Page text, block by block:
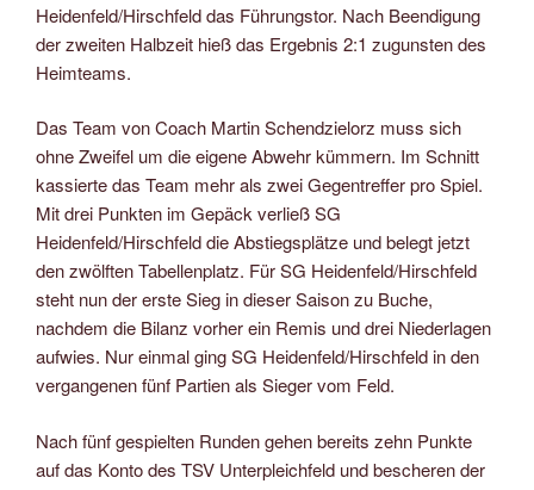
Heidenfeld/Hirschfeld das Führungstor. Nach Beendigung
der zweiten Halbzeit hieß das Ergebnis 2:1 zugunsten des
Heimteams.
Das Team von Coach Martin Schendzielorz muss sich
ohne Zweifel um die eigene Abwehr kümmern. Im Schnitt
kassierte das Team mehr als zwei Gegentreffer pro Spiel.
Mit drei Punkten im Gepäck verließ SG
Heidenfeld/Hirschfeld die Abstiegsplätze und belegt jetzt
den zwölften Tabellenplatz. Für SG Heidenfeld/Hirschfeld
steht nun der erste Sieg in dieser Saison zu Buche,
nachdem die Bilanz vorher ein Remis und drei Niederlagen
aufwies. Nur einmal ging SG Heidenfeld/Hirschfeld in den
vergangenen fünf Partien als Sieger vom Feld.
Nach fünf gespielten Runden gehen bereits zehn Punkte
auf das Konto des TSV Unterpleichfeld und bescheren der